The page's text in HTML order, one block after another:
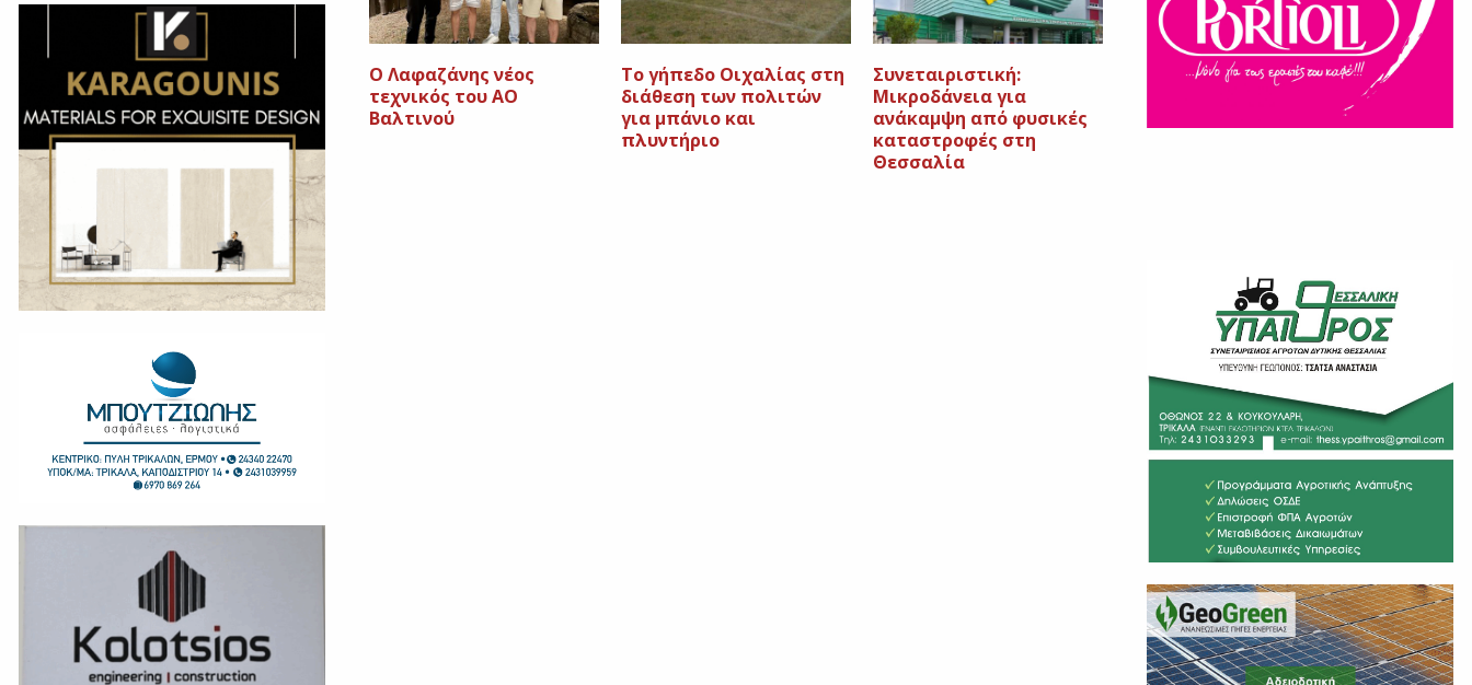
O Λαφαζάνης νέος
τεχνικός του ΑΟ
Βαλτινού
Το γήπεδο Οιχαλίας στη
διάθεση των πολιτών
για μπάνιο και
πλυντήριο
Συνεταιριστική:
Μικροδάνεια για
ανάκαμψη από φυσικές
καταστροφές στη
Θεσσαλία